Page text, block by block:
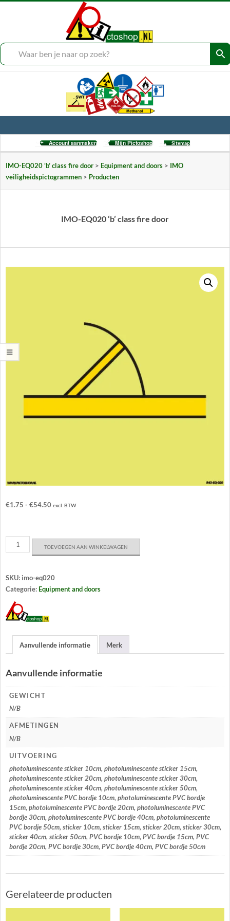
Navigation
Menu
Account aanmaken Mijn Pictoshop Sitemap
IMO-EQ020 ‘b’ class fire door > Equipment and doors > IMO
veiligheidspictogrammen > Producten
IMO-EQ020 ‘b’ class fire door
€1.75 - €54.50Prijsklasse:
€54.50
excl. BTW
IMO-
EQ020
fire
door
TOEVOEGEN AAN WINKELWAGEN
SKU: imo-eq020
Categorie: Equipment and doors
Aanvullende informatie Merk
Aanvullende informatie
GEWICHT
N/B
AFMETINGEN
N/B
UITVOERING
photoluminescente sticker 10cm, photoluminescente sticker 15cm,
photoluminescente sticker 20cm, photoluminescente sticker 30cm,
photoluminescente sticker 40cm, photoluminescente sticker 50cm,
photoluminescente PVC bordje 10cm, photoluminescente PVC bordje
15cm, photoluminescente PVC bordje 20cm, photoluminescente PVC
bordje 30cm, photoluminescente PVC bordje 40cm, photoluminescente
PVC bordje 50cm, sticker 10cm, sticker 15cm, sticker 20cm, sticker 30cm,
sticker 40cm, sticker 50cm, PVC bordje 10cm, PVC bordje 15cm, PVC
bordje 20cm, PVC bordje 30cm, PVC bordje 40cm, PVC bordje 50cm
Gerelateerde producten